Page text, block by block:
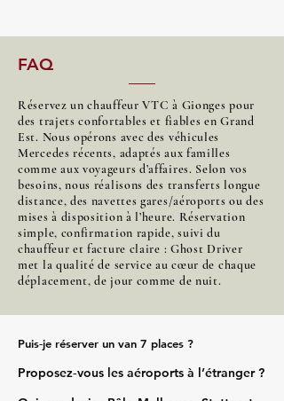
FAQ
Réservez un chauffeur VTC à Gionges pour
des trajets confortables et fiables en Grand
Est. Nous opérons avec des véhicules
Mercedes récents, adaptés aux familles
comme aux voyageurs d’affaires. Selon vos
besoins, nous réalisons des transferts longue
distance, des navettes gares/aéroports ou des
mises à disposition à l’heure. Réservation
simple, confirmation rapide, suivi du
chauffeur et facture claire : Ghost Driver
met la qualité de service au cœur de chaque
déplacement, de jour comme de nuit.
Puis‑je réserver un van 7 places ?
Proposez‑vous les aéroports à l’étranger ?